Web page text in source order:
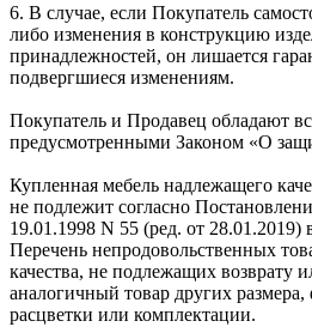
6. В случае, если Покупатель
либо изменения в конструкцию
принадлежностей, он лишается
подвергшиеся изменениям.
Покупатель и Продавец обладают
предусмотренными Законом «О
Купленная мебель надлежащего
не подлежит согласно
19.01.1998 N 55 (ред. от
Перечень непродовольственных
качества, не подлежащих возврату
аналогичный товар других
расцветки или комплектации.